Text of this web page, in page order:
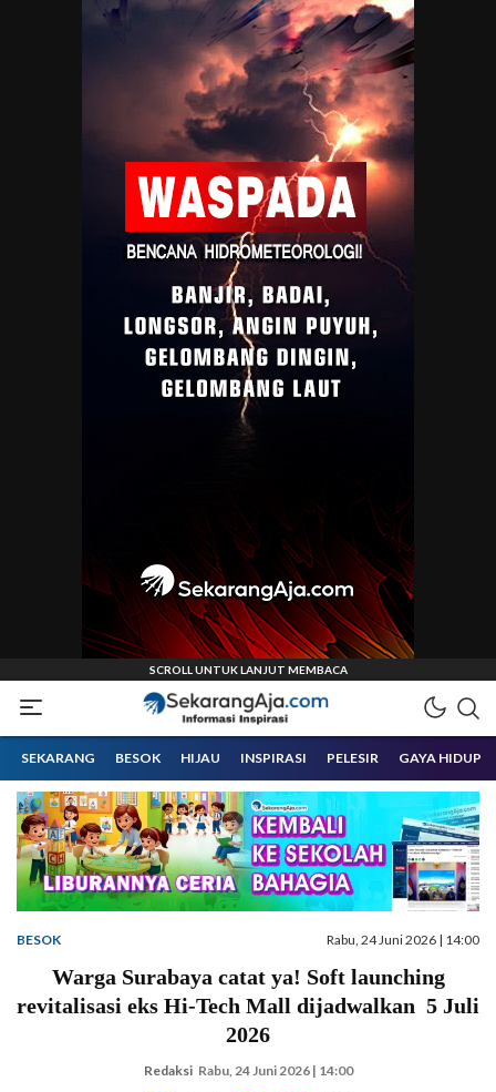
Sekarangaja
Informasi Inspirasi Malang Raya
SEKARANG BESOK HIJAU INSPIRASI PELESIR GAYA HIDUP
BESOK Rabu, 24 Juni 2026 | 14:00
Warga Surabaya catat ya! Soft launching
revitalisasi eks Hi-Tech Mall dijadwalkan 5 Juli
2026
Redaksi Rabu, 24 Juni 2026 | 14:00